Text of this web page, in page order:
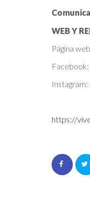
WEB Y
Página
Facebook:
Instagram:
https://